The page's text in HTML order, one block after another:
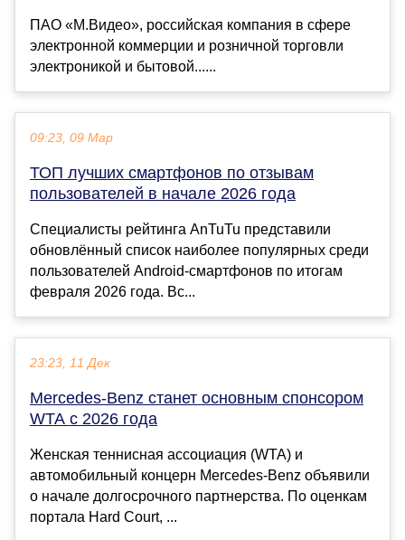
ПАО «М.Видео», российская компания в сфере
электронной коммерции и розничной торговли
электроникой и бытовой......
09:23, 09 Мар
ТОП лучших смартфонов по отзывам
пользователей в начале 2026 года
Специалисты рейтинга AnTuTu представили
обновлённый список наиболее популярных среди
пользователей Android-смартфонов по итогам
февраля 2026 года. Вс...
23:23, 11 Дек
Mercedes-Benz станет основным спонсором
WTA с 2026 года
Женская теннисная ассоциация (WTA) и
автомобильный концерн Mercedes-Benz объявили
о начале долгосрочного партнерства. По оценкам
портала Hard Court, ...